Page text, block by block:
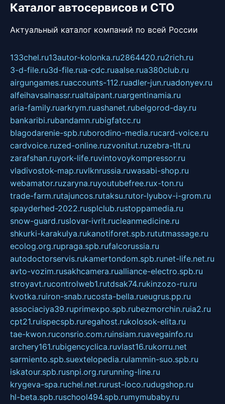
Каталог автосервисов и СТО
Актуальный каталог компаний по всей России
133chel.ru13autor-kolonka.ru2864420.ru2rich.ru
3-d-file.ru3d-file.rua-cdc.ruaalse.rua380club.ru
airgungames.ruaccounts-112.ruadler-jun.ruadonyev.ru
alfeihavsalnassr.rualtaipant.ruargentinamia.ru
aria-family.ruarkrym.ruashanet.rubelgorod-day.ru
bankaribi.rubandamn.rubigfatcc.ru
blagodarenie-spb.ruborodino-media.rucard-voice.ru
cardvoice.ruzed-online.ruzvonitut.ruzebra-tlt.ru
zarafshan.ruyork-life.ruvintovoykompressor.ru
vladivostok-map.ruvlknrussia.ruwasabi-shop.ru
webamator.ruzaryna.ruyoutubefree.rux-ton.ru
trade-farm.rutajuncos.rutaksu.rutor-lyubov-i-grom.ru
spayderhed-2022.rusplclub.rustoppamedia.ru
snow-guard.ruslovar-ivrit.rucleanmedicine.ru
shkurki-karakulya.rukanotiforet.spb.rututmassage.ru
ecolog.org.rupraga.spb.rufalcorussia.ru
autodoctorservis.rukamertondom.spb.runet-life.net.ru
avto-vozim.rusakhcamera.rualliance-electro.spb.ru
stroyavt.rucontrolweb1.rutdsak74.rukinzozo-ru.ru
kvotka.ruiron-snab.rucosta-bella.rueugrus.pp.ru
associaciya39.ruprimexpo.spb.rubezmorchin.ruia2.ru
cpt21.ruispecspb.ruregahost.rukolosok-elita.ru
tae-kwon.ruconsrio.com.ruinsiam.ruavegainfo.ru
archery161.rubigencyclica.ruvlast16.rukorru.net
sarmiento.spb.suextelopedia.rulammin-suo.spb.ru
iskatour.spb.rusnpi.org.rurunning-line.ru
krygeva-spa.ruchel.net.rurust-loco.rudugshop.ru
hl-beta.spb.ruschool494.spb.rumymubaby.ru